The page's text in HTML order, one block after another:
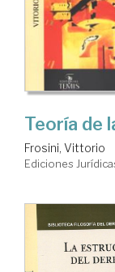
Teoría de
Frosini, Vittorio
Ediciones